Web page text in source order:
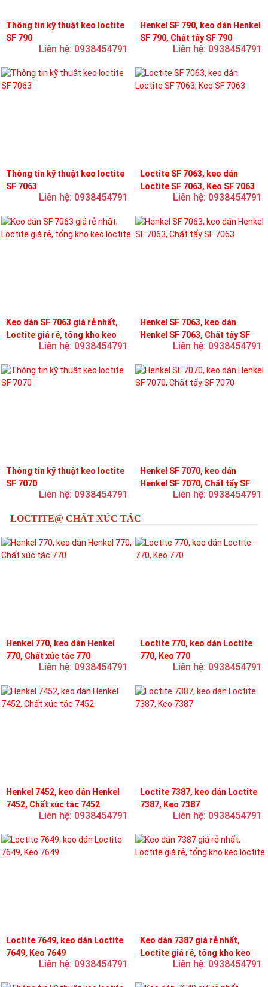
Thông tin kỹ thuật keo loctite
SF 790
Liên hệ: 0938454791
Henkel SF 790, keo dán Henkel
SF 790, Chất tẩy SF 790
Liên hệ: 0938454791
Thông tin kỹ thuật keo loctite
SF 7063
Liên hệ: 0938454791
Loctite SF 7063, keo dán
Loctite SF 7063, Keo SF 7063
Liên hệ: 0938454791
Keo dán SF 7063 giá rẻ nhất,
Loctite giá rẻ, tổng kho keo
Liên hệ: 0938454791
Henkel SF 7063, keo dán
Henkel SF 7063, Chất tẩy SF
Liên hệ: 0938454791
Thông tin kỹ thuật keo loctite
SF 7070
Liên hệ: 0938454791
Henkel SF 7070, keo dán
Henkel SF 7070, Chất tẩy SF
Liên hệ: 0938454791
LOCTITE@ CHẤT XÚC TÁC
Henkel 770, keo dán Henkel
770, Chất xúc tác 770
Liên hệ: 0938454791
Loctite 770, keo dán Loctite
770, Keo 770
Liên hệ: 0938454791
Henkel 7452, keo dán Henkel
7452, Chất xúc tác 7452
Liên hệ: 0938454791
Loctite 7387, keo dán Loctite
7387, Keo 7387
Liên hệ: 0938454791
Loctite 7649, keo dán Loctite
7649, Keo 7649
Liên hệ: 0938454791
Keo dán 7387 giá rẻ nhất,
Loctite giá rẻ, tổng kho keo
Liên hệ: 0938454791